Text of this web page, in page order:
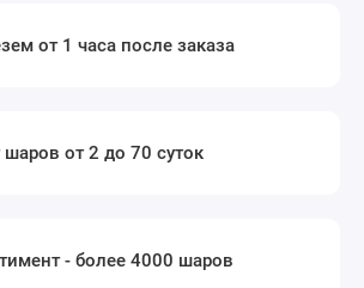
от 1 часа после заказа
шаров от 2 до 70 суток
- более 4000 шаров